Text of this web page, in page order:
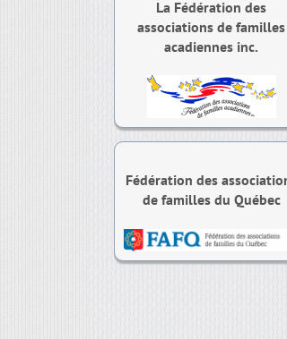
La Fédération des
associations de familles
acadiennes inc.
Fédération des
de familles du Québec